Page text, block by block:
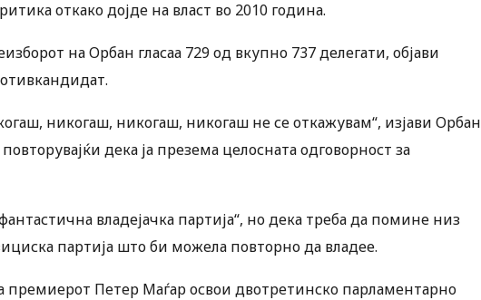
откако дојде на власт во 2010 година.
на Орбан гласаа 729 од вкупно 737 делегати, објави
никогаш, никогаш, никогаш не се откажувам“, изјави Орбан
дека ја презема целосната одговорност за
владејачка партија“, но дека треба да помине низ
партија што би можела повторно да владее.
премиерот Петер Маѓар освои двотретинско парламентарно